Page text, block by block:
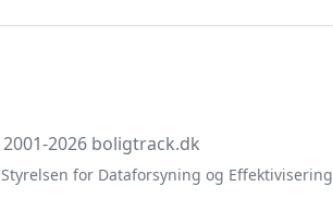
2026 boligtrack.dk
for Dataforsyning og Effektivisering